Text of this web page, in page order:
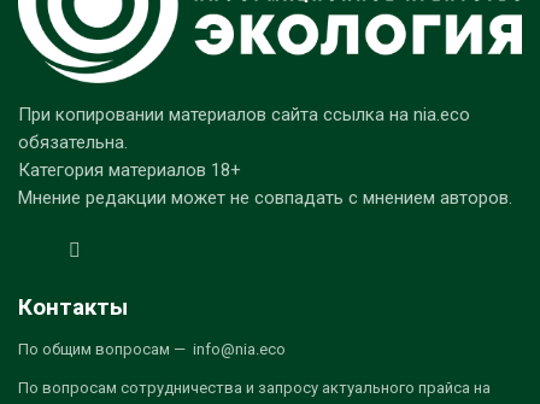
При копировании материалов сайта ссылка на nia.eco
обязательна.
Категория материалов 18+
Мнение редакции может не совпадать с мнением авторов.
Контакты
По общим вопросам — info@nia.eco
По вопросам сотрудничества и запросу актуального прайса на